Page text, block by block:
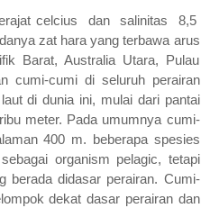
celcius dan salinitas 8,5
zat hara yang terbawa arus
Barat, Australia Utara, Pulau
cumi-cumi di seluruh perairan
di dunia ini, mulai dari pantai
meter. Pada umumnya cumi-
400 m. beberapa spesies
organism pelagic, tetapi
berada didasar perairan. Cumi-
dekat dasar perairan dan